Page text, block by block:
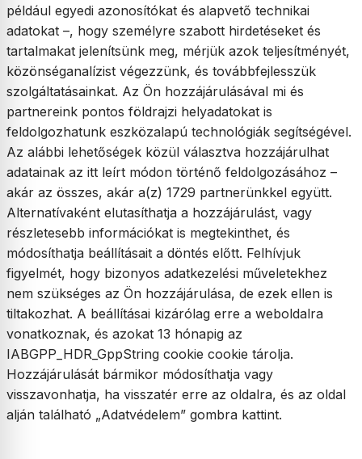
például egyedi azonosítókat és alapvető technikai
adatokat –, hogy személyre szabott hirdetéseket és
tartalmakat jelenítsünk meg, mérjük azok teljesítményét,
közönséganalízist végezzünk, és továbbfejlesszük
szolgáltatásainkat. Az Ön hozzájárulásával mi és
partnereink pontos földrajzi helyadatokat is
feldolgozhatunk eszközalapú technológiák segítségével.
Az alábbi lehetőségek közül választva hozzájárulhat
adatainak az itt leírt módon történő feldolgozásához –
akár az összes, akár a(z) 1729 partnerünkkel együtt.
Alternatívaként elutasíthatja a hozzájárulást, vagy
részletesebb információkat is megtekinthet, és
módosíthatja beállításait a döntés előtt. Felhívjuk
figyelmét, hogy bizonyos adatkezelési műveletekhez
nem szükséges az Ön hozzájárulása, de ezek ellen is
tiltakozhat. A beállításai kizárólag erre a weboldalra
vonatkoznak, és azokat 13 hónapig az
IABGPP_HDR_GppString cookie cookie tárolja.
Hozzájárulását bármikor módosíthatja vagy
visszavonhatja, ha visszatér erre az oldalra, és az oldal
alján található „Adatvédelem” gombra kattint.